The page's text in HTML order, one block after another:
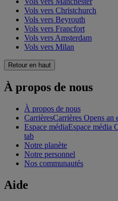
Vols vers Christchurch
Vols vers Beyrouth
Vols vers Francfort
Vols vers Amsterdam
Vols vers Milan
Retour en haut
À propos de nous
À propos de nous
CarrièresCarrières Opens
Espace médiaEspace média
tab
Notre planète
Notre personnel
Nos communautés
Aide